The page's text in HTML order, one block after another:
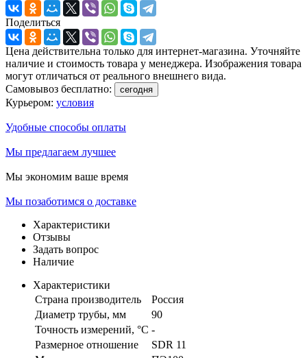
Поделиться
Цена действительна только для интернет-магазина. Уточняйте
наличие и стоимость товара у менеджера. Изображения товара
могут отличаться от реального внешнего вида.
Самовывоз бесплатно:
сегодня
Курьером: условия
Удобные способы оплаты
Мы предлагаем лучшее
Мы экономим ваше время
Мы позаботимся о доставке
Характеристики
Отзывы
Задать вопрос
Наличие
Характеристики
Страна производитель
Россия
Диаметр трубы, мм
90
Точность измерений, °C -
Размерное отношение
SDR 11